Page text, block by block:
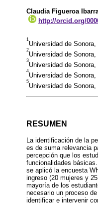
Claudia Figueroa
http://orcid.org/
1
Universidad de
2
Universidad de
3
Universidad de
4
Universidad de
5
Universidad de
RESUMEN
La identificación de la
es de suma relevancia
percepción que los
funcionalidades
se aplicó la encuesta
ingreso (20 mujeres y
mayoría de los
necesario un proceso
identificar e intervenir